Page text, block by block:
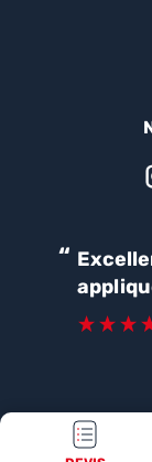
“ Excellent produit , facile a
Questions